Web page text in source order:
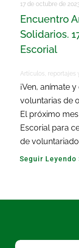
17 de octubre de
Encuentro
Solidarios.
Escorial
Artículos, reportajes
¡Ven, anímate
voluntarias de
El próximo
Escorial para
de
Seguir Leyendo